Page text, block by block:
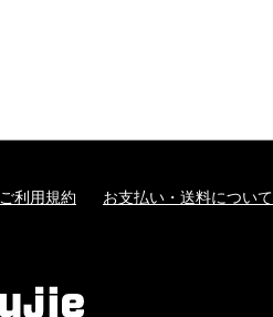
ご利用規約 お支払い・送料について